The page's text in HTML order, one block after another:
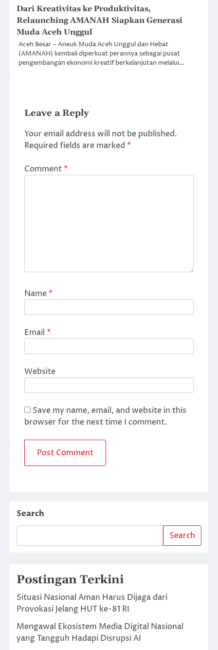
Dari Kreativitas ke Produktivitas,
Relaunching AMANAH Siapkan Generasi
Muda Aceh Unggul
Aceh Besar – Aneuk Muda Aceh Unggul dan Hebat
(AMANAH) kembali diperkuat perannya sebagai pusat
pengembangan ekonomi kreatif berkelanjutan melalui…
Leave a Reply
Your email address will not be published.
Required fields are marked *
Comment*
Name*
Email *
Website
Save my name, email, and website in this
browser for the next time I comment.
Search
Search
Postingan Terkini
Situasi Nasional Aman Harus Dijaga dari
Provokasi Jelang HUT ke-81 RI
Mengawal Ekosistem Media Digital Nasional
yang Tangguh Hadapi Disrupsi AI